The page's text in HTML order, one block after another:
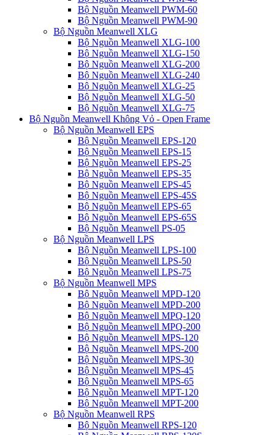
Bộ Nguồn Meanwell PWM-60
Bộ Nguồn Meanwell PWM-90
Bộ Nguồn Meanwell XLG
Bộ Nguồn Meanwell XLG-100
Bộ Nguồn Meanwell XLG-150
Bộ Nguồn Meanwell XLG-200
Bộ Nguồn Meanwell XLG-240
Bộ Nguồn Meanwell XLG-25
Bộ Nguồn Meanwell XLG-50
Bộ Nguồn Meanwell XLG-75
Bộ Nguồn Meanwell Không Vỏ - Open Frame
Bộ Nguồn Meanwell EPS
Bộ Nguồn Meanwell EPS-120
Bộ Nguồn Meanwell EPS-15
Bộ Nguồn Meanwell EPS-25
Bộ Nguồn Meanwell EPS-35
Bộ Nguồn Meanwell EPS-45
Bộ Nguồn Meanwell EPS-45S
Bộ Nguồn Meanwell EPS-65
Bộ Nguồn Meanwell EPS-65S
Bộ Nguồn Meanwell PS-05
Bộ Nguồn Meanwell LPS
Bộ Nguồn Meanwell LPS-100
Bộ Nguồn Meanwell LPS-50
Bộ Nguồn Meanwell LPS-75
Bộ Nguồn Meanwell MPS
Bộ Nguồn Meanwell MPD-120
Bộ Nguồn Meanwell MPD-200
Bộ Nguồn Meanwell MPQ-120
Bộ Nguồn Meanwell MPQ-200
Bộ Nguồn Meanwell MPS-120
Bộ Nguồn Meanwell MPS-200
Bộ Nguồn Meanwell MPS-30
Bộ Nguồn Meanwell MPS-45
Bộ Nguồn Meanwell MPS-65
Bộ Nguồn Meanwell MPT-120
Bộ Nguồn Meanwell MPT-200
Bộ Nguồn Meanwell RPS
Bộ Nguồn Meanwell RPS-120